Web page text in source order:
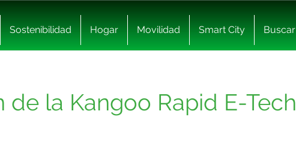
Sostenibilidad Hogar Movilidad Smart City Buscar
la Kangoo Rapid E-Tech